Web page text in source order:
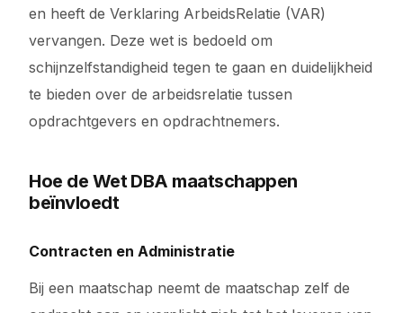
en heeft de Verklaring ArbeidsRelatie (VAR)
vervangen. Deze wet is bedoeld om
schijnzelfstandigheid tegen te gaan en duidelijkheid
te bieden over de arbeidsrelatie tussen
opdrachtgevers en opdrachtnemers.
Hoe de Wet DBA maatschappen
beïnvloedt
Contracten en Administratie
Bij een maatschap neemt de maatschap zelf de